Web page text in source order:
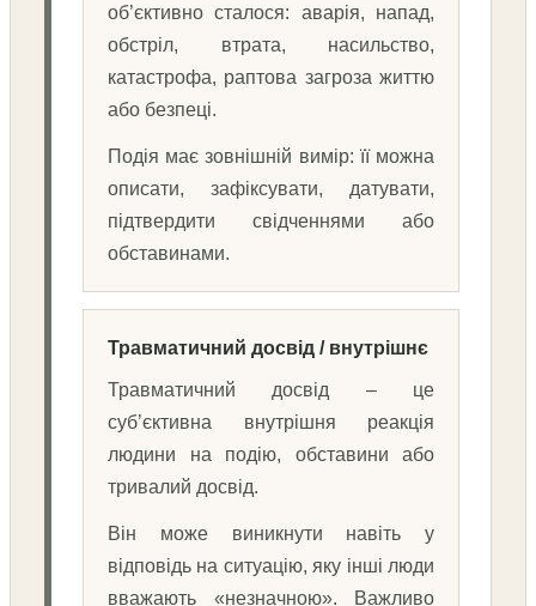
об’єктивно сталося: аварія, напад,
обстріл, втрата, насильство,
катастрофа, раптова загроза життю
або безпеці.
Подія має зовнішній вимір: її можна
описати, зафіксувати, датувати,
підтвердити свідченнями або
обставинами.
Травматичний досвід / внутрішнє
Травматичний досвід – це
суб’єктивна внутрішня реакція
людини на подію, обставини або
тривалий досвід.
Він може виникнути навіть у
відповідь на ситуацію, яку інші люди
вважають «незначною». Важливо